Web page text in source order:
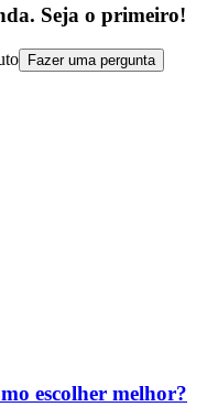
Seja o primeiro!
Fazer uma pergunta
escolher melhor?